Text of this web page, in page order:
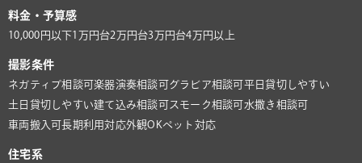
料金・予算感
10,000円以下1万円台2万円台3万円台4万円以上
撮影条件
ネガティブ相談可楽器演奏相談可 グラビア相談可 平日貸切しやすい
土日貸切しやすい建て込み相談可 スモーク相談可 水撒き相談可
車両搬入可長期利用対応外観OKペット対応
住宅系